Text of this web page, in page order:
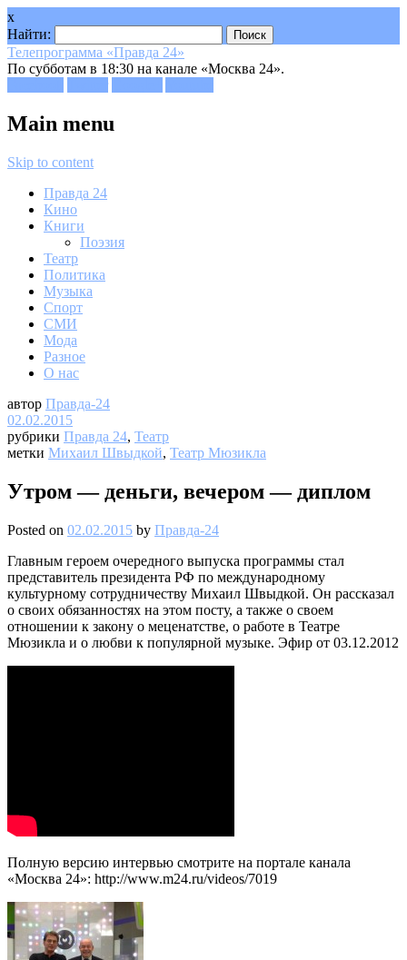
x
Найти:
Телепрограмма «Правда 24»
По субботам в 18:30 на канале «Москва 24».
Main menu
Skip to content
Правда 24
Кино
Книги
Поэзия
Театр
Политика
Музыка
Спорт
СМИ
Мода
Разное
О нас
автор Правда-24
02.02.2015
рубрики Правда 24, Театр
метки Михаил Швыдкой, Театр Мюзикла
Утром — деньги, вечером — диплом
Posted on 02.02.2015 by Правда-24
Главным героем очередного выпуска программы стал
представитель президента РФ по международному
культурному сотрудничеству Михаил Швыдкой. Он рассказал
о своих обязанностях на этом посту, а также о своем
отношении к закону о меценатстве, о работе в Театре
Мюзикла и о любви к популярной музыке. Эфир от 03.12.2012
Полную версию интервью смотрите на портале канала
«Москва 24»: http://www.m24.ru/videos/7019